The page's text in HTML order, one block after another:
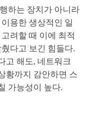
하는 장치가 아니라
용한 생상적인 일
려할 때 이에 최적
다고 보긴 힘들다.
고 해도, 네트워크
황까지 감안하면 스
가능성이 높다.